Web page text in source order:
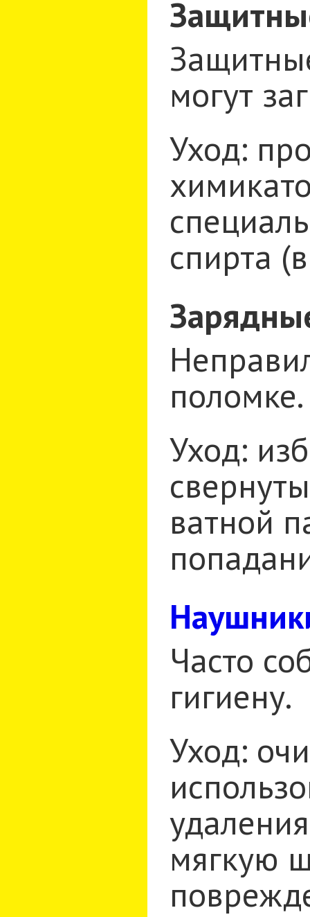
могут
Уход:
спирта
поломке.
Уход:
ватной
Часто
гигиену.
Уход:
мягкую